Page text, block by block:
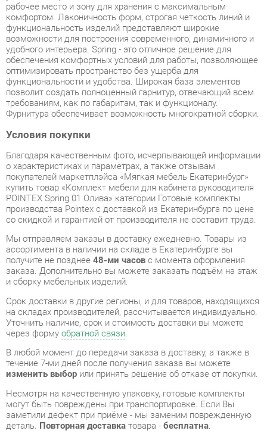
обеспечения комфортных условий для работы, позволяющее
оптимизировать пространство без ущерба для
функциональности и удобства. Широкая база элементов
позволит создать полноценный гарнитур, отвечающий всем
требованиям, как по габаритам, так и функционалу.
Фурнитура обеспечивает возможность многократной сборки.
Условия покупки
Благодаря качественным фото, исчерпывающей информации
о характеристиках и параметрах, а также отзывам
покупателей маркетплэйса «Мягкая мебель Екатеринбург»
POINTEX Spring 01 Олива» категории Готовые комплекты
со скидкой и гарантией от производителя не составит труда.
Мы отправляем заказы в доставку ежедневно. Товары из
ассортимента в наличии на складе в Екатеринбурге вы
получите не позднее48-ми часовс момента оформления
заказа. Дополнительно вы можете заказать подъём на этаж
и сборку мебельных изделий.
Срок доставки в другие регионы, и для товаров, находящихся
на складах производителей, рассчитывается индивидуально.
Уточнить наличие, срок и стоимость доставки вы можете
через форму обратной связи
В любой момент до передачи заказа в доставку, а также в
течение 7-ми дней после получения заказа вы можете
изменить выборили принять решение об отказе от покупки.
Несмотря на качественную упаковку, готовые комплекты
могут быть повреждены при транспортировке. Если Вы
деталь.Повторная доставкатовара -бесплатна.
На всю мебель категории Готовые комплекты
года с момента приобретения.
Комплект мебели для кабинета руководителя POINTEX
Spring 01 Олива- это качественное изделие производства
Pointex
, соответствующее современному государственному